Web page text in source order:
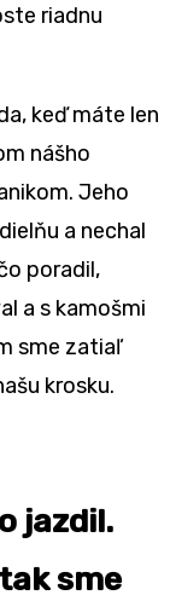
riadnu
keď máte len
nášho
Jeho
a nechal
poradil,
a s kamošmi
sme zatiaľ
krosku.
jazdil.
sme